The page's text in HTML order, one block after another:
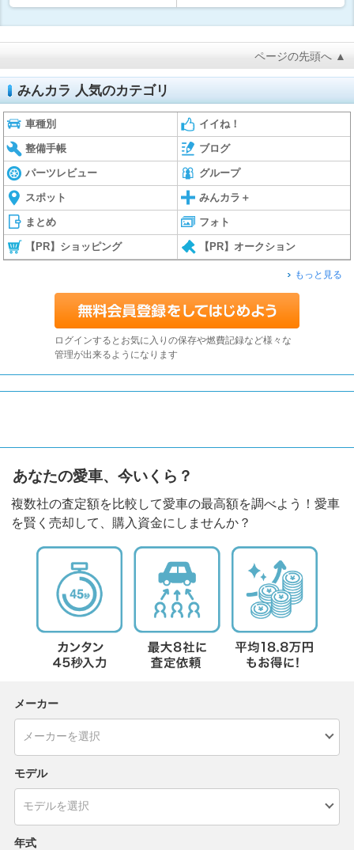
ページの先頭へ ▲
みんカラ 人気のカテゴリ
車種別 イイね！
整備手帳 ブログ
パーツレビュー グループ
スポット みんカラ＋
まとめ フォト
【PR】ショッピング 【PR】オークション
もっと見る
ログインするとお気に入りの保存や燃費記録など様々な
管理が出来るようになります
あなたの愛車、今いくら？
複数社の査定額を比較して愛車の最高額を調べよう！愛車
を賢く売却して、購入資金にしませんか？
メーカー
モデル
年式